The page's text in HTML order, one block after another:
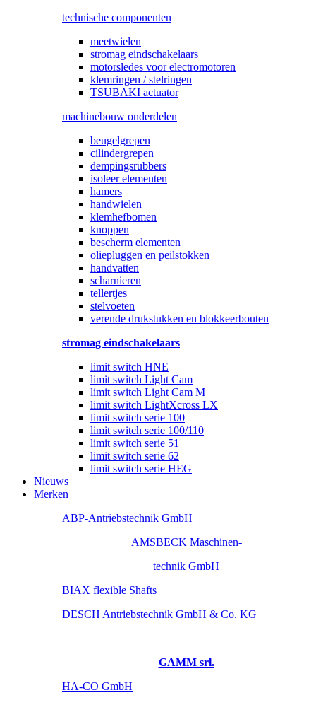
technische componenten
meetwielen
stromag eindschakelaars
motorsledes voor electromotoren
klemringen / stelringen
TSUBAKI actuator
machinebouw onderdelen
beugelgrepen
cilindergrepen
dempingsrubbers
isoleer elementen
hamers
handwielen
klemhefbomen
knoppen
bescherm elementen
oliepluggen en peilstokken
handvatten
scharnieren
tellertjes
stelvoeten
verende drukstukken en blokkeerbouten
stromag eindschakelaars
limit switch HNE
limit switch Light Cam
limit switch Light Cam M
limit switch LightXcross LX
limit switch serie 100
limit switch serie 100/110
limit switch serie 51
limit switch serie 62
limit switch serie HEG
Nieuws
Merken
ABP-Antriebstechnik GmbH
AMSBECK Maschinen-
technik GmbH
BIAX flexible Shafts
DESCH Antriebstechnik GmbH & Co. KG
GAMM srl.
HA-CO GmbH